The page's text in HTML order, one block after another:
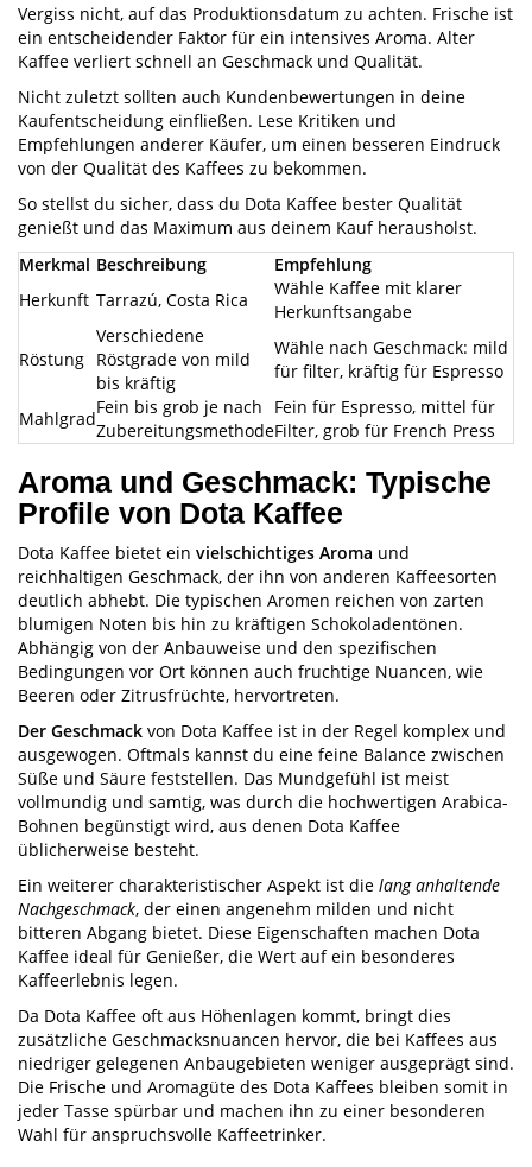
Vergiss nicht, auf das Produktionsdatum zu achten. Frische ist
ein entscheidender Faktor für ein intensives Aroma. Alter
Kaffee verliert schnell an Geschmack und Qualität.
Nicht zuletzt sollten auch Kundenbewertungen in deine
Kaufentscheidung einfließen. Lese Kritiken und
Empfehlungen anderer Käufer, um einen besseren Eindruck
von der Qualität des Kaffees zu bekommen.
So stellst du sicher, dass du Dota Kaffee bester Qualität
genießt und das Maximum aus deinem Kauf herausholst.
Merkmal Beschreibung
Empfehlung
Herkunft Tarrazú, Costa Rica
Wähle Kaffee mit klarer
Herkunftsangabe
Röstung
Verschiedene
Röstgrade von mild
bis kräftig
Wähle nach Geschmack: mild
für filter, kräftig für Espresso
Mahlgrad
Fein bis grob je nach
Zubereitungsmethode
Fein für Espresso, mittel für
Filter, grob für French Press
Aroma und Geschmack: Typische
Profile von Dota Kaffee
Dota Kaffee bietet ein vielschichtiges Aroma und
reichhaltigen Geschmack, der ihn von anderen Kaffeesorten
deutlich abhebt. Die typischen Aromen reichen von zarten
blumigen Noten bis hin zu kräftigen Schokoladentönen.
Abhängig von der Anbauweise und den spezifischen
Bedingungen vor Ort können auch fruchtige Nuancen, wie
Beeren oder Zitrusfrüchte, hervortreten.
Der Geschmack von Dota Kaffee ist in der Regel komplex und
ausgewogen. Oftmals kannst du eine feine Balance zwischen
Süße und Säure feststellen. Das Mundgefühl ist meist
vollmundig und samtig, was durch die hochwertigen Arabica-
Bohnen begünstigt wird, aus denen Dota Kaffee
üblicherweise besteht.
Ein weiterer charakteristischer Aspekt ist die lang anhaltende
Nachgeschmack, der einen angenehm milden und nicht
bitteren Abgang bietet. Diese Eigenschaften machen Dota
Kaffee ideal für Genießer, die Wert auf ein besonderes
Kaffeerlebnis legen.
Da Dota Kaffee oft aus Höhenlagen kommt, bringt dies
zusätzliche Geschmacksnuancen hervor, die bei Kaffees aus
niedriger gelegenen Anbaugebieten weniger ausgeprägt sind.
Die Frische und Aromagüte des Dota Kaffees bleiben somit in
jeder Tasse spürbar und machen ihn zu einer besonderen
Wahl für anspruchsvolle Kaffeetrinker.